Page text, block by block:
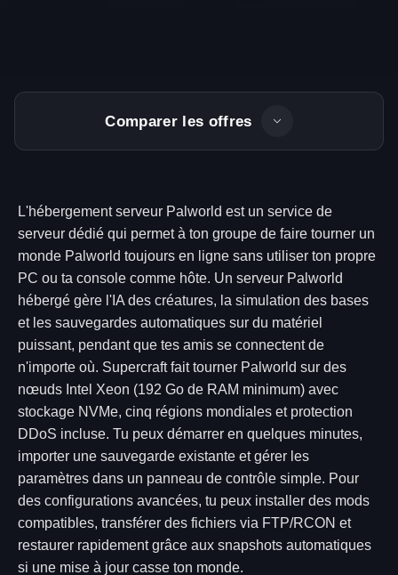
Comparer les offres
L'hébergement serveur Palworld est un service de
serveur dédié qui permet à ton groupe de faire tourner un
monde Palworld toujours en ligne sans utiliser ton propre
PC ou ta console comme hôte. Un serveur Palworld
hébergé gère l'IA des créatures, la simulation des bases
et les sauvegardes automatiques sur du matériel
puissant, pendant que tes amis se connectent de
n'importe où. Supercraft fait tourner Palworld sur des
nœuds Intel Xeon (192 Go de RAM minimum) avec
stockage NVMe, cinq régions mondiales et protection
DDoS incluse. Tu peux démarrer en quelques minutes,
importer une sauvegarde existante et gérer les
paramètres dans un panneau de contrôle simple. Pour
des configurations avancées, tu peux installer des mods
compatibles, transférer des fichiers via FTP/RCON et
restaurer rapidement grâce aux snapshots automatiques
si une mise à jour casse ton monde.